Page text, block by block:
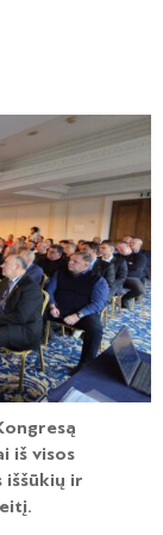
iš visos
ir